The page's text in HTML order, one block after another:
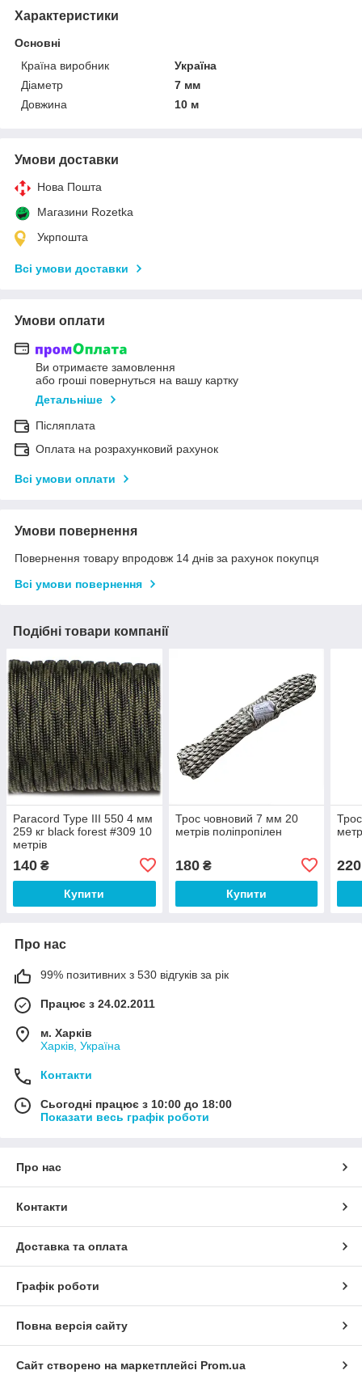
Характеристики
Основні
Країна виробник
Україна
Діаметр
7 мм
Довжина
10 м
Умови доставки
Нова Пошта
Магазини Rozetka
Укрпошта
Всі умови доставки
Умови оплати
Ви отримаєте замовлення
або гроші повернуться на вашу картку
Детальніше
Післяплата
Оплата на розрахунковий рахунок
Всі умови оплати
Умови повернення
Повернення товару впродовж 14 днів за рахунок покупця
Всі умови повернення
Подібні товари компанії
Paracord Type III 550 4 мм
259 кг black forest #309 10
метрів
140 ₴
Купити
Трос човновий 7 мм 20
метрів поліпропілен
180₴
Купити
220
Про нас
99% позитивних з 530 відгуків за рік
Працює з 24.02.2011
м. Харків
Харків, Україна
Контакти
Сьогодні працює з 10:00 до 18:00
Показати весь графік роботи
Про нас
Контакти
Доставка та оплата
Графік роботи
Повна версія сайту
Сайт створено на маркетплейсі Prom.ua